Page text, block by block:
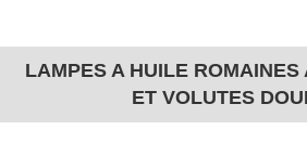
LAMPES A HUILE ROMAINES
ET VOLUTES